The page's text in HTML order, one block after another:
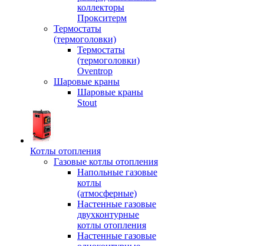
коллекторы
Прокситерм
Термостаты
(термоголовки)
Термостаты
(термоголовки)
Oventrop
Шаровые краны
Шаровые краны
Stout
Котлы отопления
Газовые котлы отопления
Напольные газовые
котлы
(атмосферные)
Настенные газовые
двухконтурные
котлы отопления
Настенные газовые